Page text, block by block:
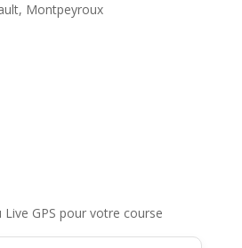
Montpeyroux
Live GPS pour votre course